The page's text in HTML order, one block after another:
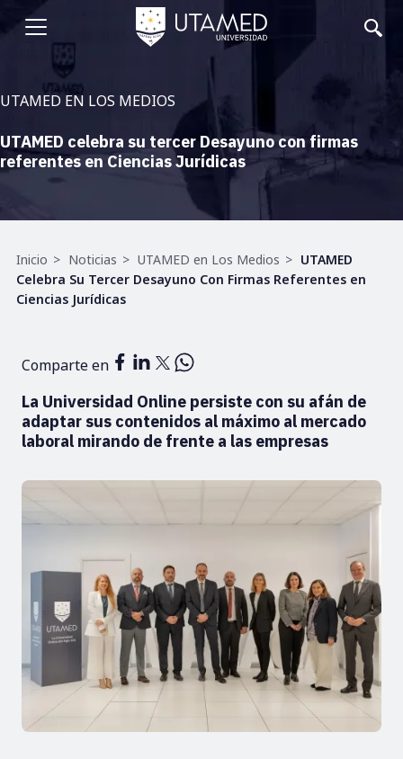
Pasar
contenido
principal
Abrir
menu
UTAMED EN LOS MEDIOS
UTAMED celebra su tercer Desayuno con firmas
referentes en Ciencias Jurídicas
Ruta
de
navegación
Inicio Noticias UTAMED en Los Medios
UTAMED
Celebra Su Tercer Desayuno Con Firmas Referentes en
Ciencias Jurídicas
Comparte en
La Universidad Online persiste con su afán de
adaptar sus contenidos al máximo al mercado
laboral mirando de frente a las empresas